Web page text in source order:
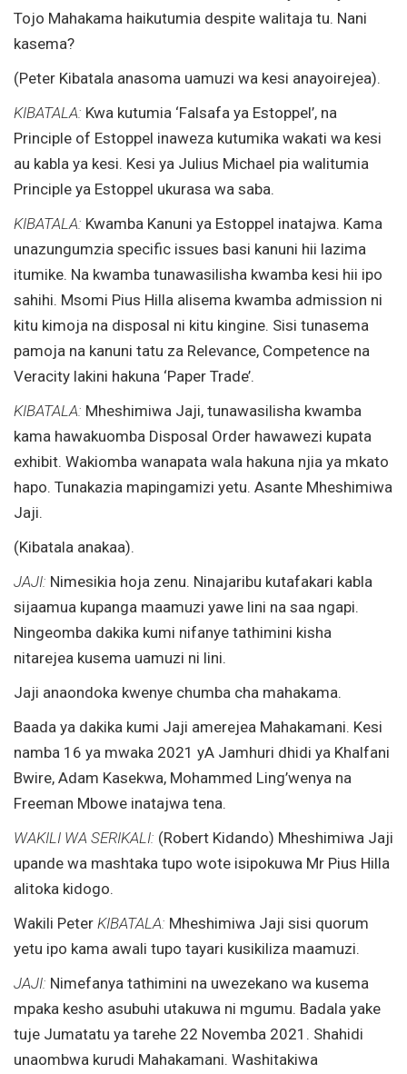
Tojo Mahakama haikutumia despite walitaja tu. Nani
kasema?
(Peter Kibatala anasoma uamuzi wa kesi anayoirejea).
KIBATALA: Kwa kutumia ‘Falsafa ya Estoppel’, na
Principle of Estoppel inaweza kutumika wakati wa kesi
au kabla ya kesi. Kesi ya Julius Michael pia walitumia
Principle ya Estoppel ukurasa wa saba.
KIBATALA: Kwamba Kanuni ya Estoppel inatajwa. Kama
unazungumzia specific issues basi kanuni hii lazima
itumike. Na kwamba tunawasilisha kwamba kesi hii ipo
sahihi. Msomi Pius Hilla alisema kwamba admission ni
kitu kimoja na disposal ni kitu kingine. Sisi tunasema
pamoja na kanuni tatu za Relevance, Competence na
Veracity lakini hakuna ‘Paper Trade’.
KIBATALA: Mheshimiwa Jaji, tunawasilisha kwamba
kama hawakuomba Disposal Order hawawezi kupata
exhibit. Wakiomba wanapata wala hakuna njia ya mkato
hapo. Tunakazia mapingamizi yetu. Asante Mheshimiwa
Jaji.
(Kibatala anakaa).
JAJI: Nimesikia hoja zenu. Ninajaribu kutafakari kabla
sijaamua kupanga maamuzi yawe lini na saa ngapi.
Ningeomba dakika kumi nifanye tathimini kisha
nitarejea kusema uamuzi ni lini.
Jaji anaondoka kwenye chumba cha mahakama.
Baada ya dakika kumi Jaji amerejea Mahakamani. Kesi
namba 16 ya mwaka 2021 yA Jamhuri dhidi ya Khalfani
Bwire, Adam Kasekwa, Mohammed Ling’wenya na
Freeman Mbowe inatajwa tena.
WAKILI WA SERIKALI: (Robert Kidando) Mheshimiwa Jaji
upande wa mashtaka tupo wote isipokuwa Mr Pius Hilla
alitoka kidogo.
Wakili Peter KIBATALA: Mheshimiwa Jaji sisi quorum
yetu ipo kama awali tupo tayari kusikiliza maamuzi.
JAJI: Nimefanya tathimini na uwezekano wa kusema
mpaka kesho asubuhi utakuwa ni mgumu. Badala yake
tuje Jumatatu ya tarehe 22 Novemba 2021. Shahidi
unaombwa kurudi Mahakamani. Washitakiwa